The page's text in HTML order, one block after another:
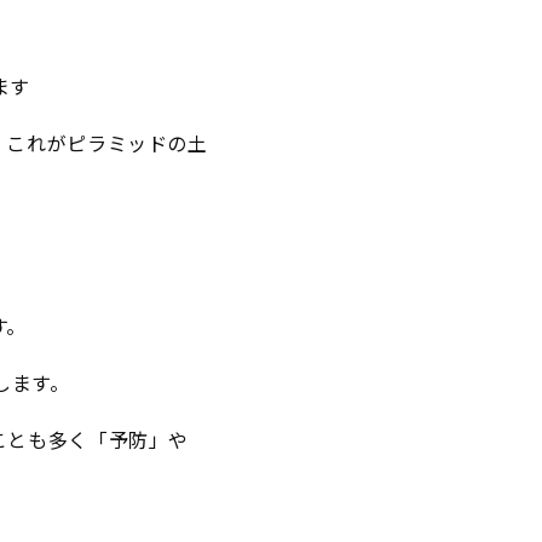
す
れがピラミッドの土
す。
も多く「予防」や